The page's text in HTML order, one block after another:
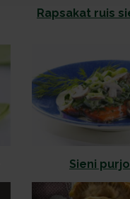
Rapsakat ruis
Sieni